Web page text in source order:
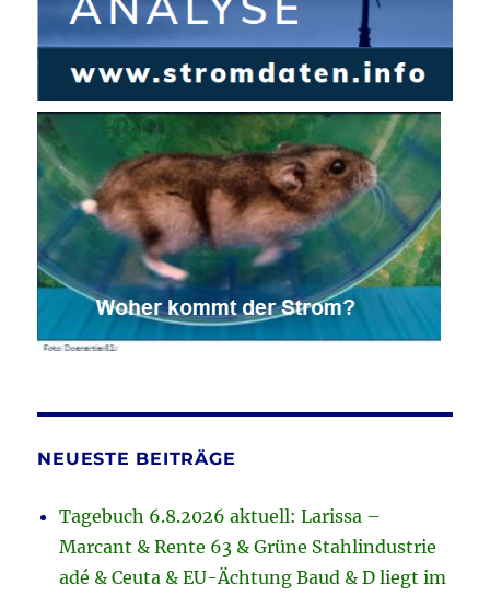
NEUESTE BEITRÄGE
Tagebuch 6.8.2026 aktuell: Larissa –
Marcant & Rente 63 & Grüne Stahlindustrie
adé & Ceuta & EU-Ächtung Baud & D liegt im